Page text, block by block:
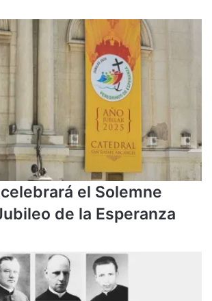
el Solemne
de la Esperanza